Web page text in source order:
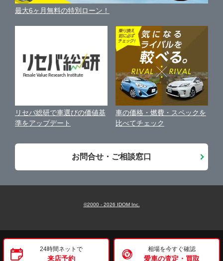
24時間ネットで
来店予約
相場を今すぐ確認
愛車の査定・買取
近くのお店で車を探す
車の個人売買ガイド
車比較サイト
保険代理店業務に関する基本方針
古物営業法に基づく表示
お客様の声
会社案内
最大6ヶ月無料の特別ローン！
リセバ総研で車選びの価値基
準をアップデート
車の価格・燃費・スペックを
比べてチェック
お問合せ・ご相談窓口
©2000 - 2026 IDOM Inc.